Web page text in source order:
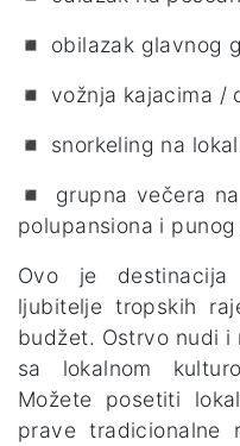
◾ obilazak glavnog
◾ vožnja kajacima /
◾ snorkeling na
◾ grupna večera
polupansiona i
Ovo je
ljubitelje tropskih
budžet. Ostrvo nudi i
sa lokalnom
Možete posetiti
prave